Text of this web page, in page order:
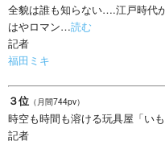
全貌は誰も知らない….江戸時代
はやロマン…読む
記者
福田ミキ
３位 （月間744pv）
時空も時間も溶ける玩具屋「い
記者